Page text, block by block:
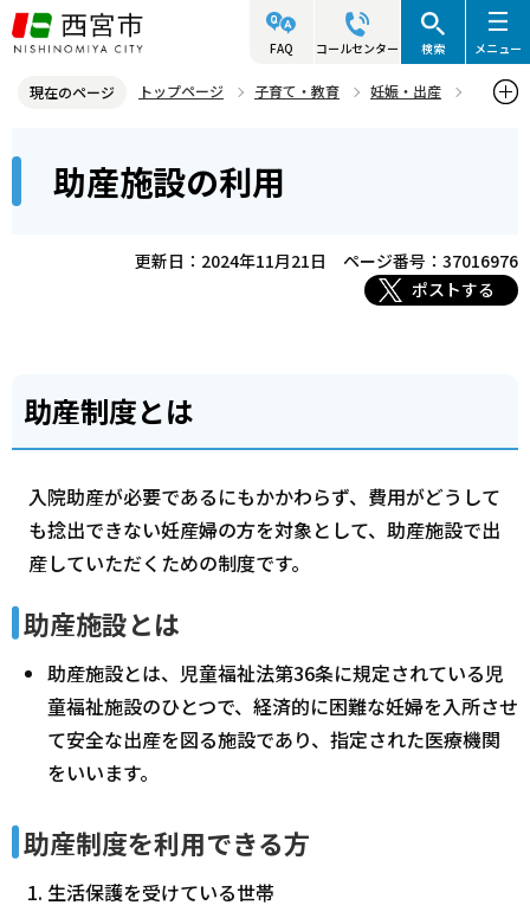
こ
の
ジ
先
FAQ コールセンター 検索 メニュー
現在のページ トップページ 子育て・教育
妊娠・出産
こ
助産施設の利用
更新日：2024年11月21日
ページ番号：37016976
ポストする
助産制度とは
入院助産が必要であるにもかかわらず、費用がどうして
も捻出できない妊産婦の方を対象として、助産施設で出
産していただくための制度です。
助産施設とは
助産施設とは、児童福祉法第36条に規定されている児
童福祉施設のひとつで、経済的に困難な妊婦を入所させ
て安全な出産を図る施設であり、指定された医療機関
をいいます。
助産制度を利用できる方
生活保護を受けている世帯